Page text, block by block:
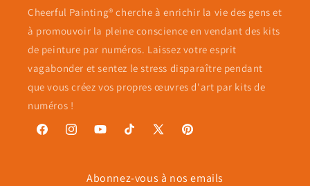
Cheerful Painting® cherche à enrichir la vie des gens et
à promouvoir la pleine conscience en vendant des kits
de peinture par numéros. Laissez votre esprit
vagabonder et sentez le stress disparaître pendant
que vous créez vos propres œuvres d'art par kits de
numéros !
FacebookInstagramYouTubeTikTok
X
Pinterest
Abonnez-vous à nos emails